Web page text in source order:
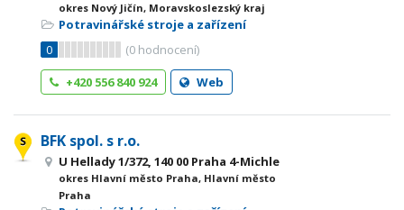
okres Nový Jičín, Moravskoslezský kraj
Potravinářské stroje a zařízení
0
(0 hodnocení)
+420 556 840 924
Web
BFK spol. s r.o.
U Hellady 1/372, 140 00 Praha 4-Michle
okres Hlavní město Praha, Hlavní město
Praha